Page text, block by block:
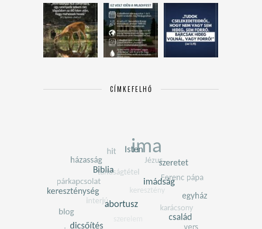
CÍMKEFELHŐ